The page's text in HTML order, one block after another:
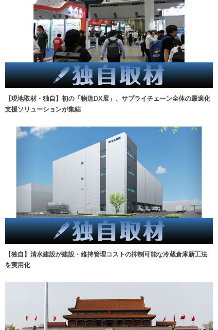
【現地取材・独自】初の「物流DX展」、サプライチェーン全体の最適化
支援ソリューションが集結
【独自】清水建設が建設・維持管理コストの抑制可能な冷蔵倉庫新工法
を実用化